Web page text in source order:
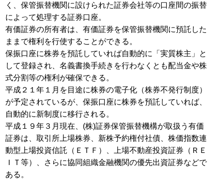
く、保管振替機関に設けられた証券会社等の口座間の振替
によって処理する証券口座。
有価証券の所有者は、有価証券を保管振替機関に預託した
ままで権利を行使することができる。
保振口座に株券を預託していれば自動的に「実質株主」と
して登録され、名義書換手続きを行わなくとも配当金や株
式分割等の権利が確保できる。
平成２１年１月を目途に株券の電子化（株券不発行制度）
が予定されているが、保振口座に株券を預託していれば、
自動的に新制度に移行される。
平成１９年３月現在、(株)証券保管振替機構が取扱う有価
証券は、取引所上場株券、新株予約権付社債、株価指数連
動型上場投資信託（ＥＴＦ）、上場不動産投資証券（ＲＥ
ＩＴ等）、さらに協同組織金融機関の優先出資証券などで
ある。